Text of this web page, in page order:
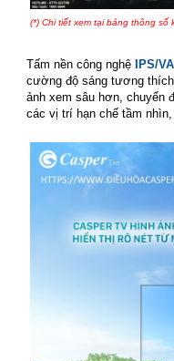
(*) Chi tiết xem tại bảng thông số
Tấm nền công nghệ IPS/VA
cường độ sáng tương
ảnh xem sâu hơn, chuyển
các vị trí hạn chế tầm nhìn,